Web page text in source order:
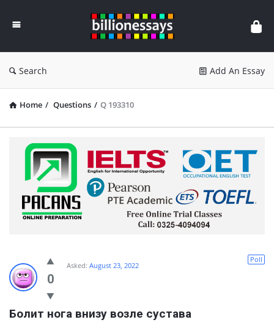
Essays
Search Add An Essay
Home / Questions / Q 193310
0
Poll
Asked: August 23, 2022
Болит нога внизу возле сустава